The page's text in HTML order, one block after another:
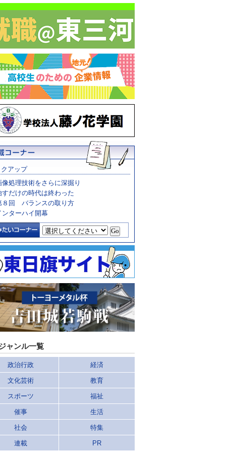
アップ
像処理技術をさらに深掘り
すだけの時代は終わった
８回 バランスの取り方
ンターハイ開幕
ャンル一覧
政治行政 経済
文化芸術 教育
スポーツ 福祉
催事 生活
社会 特集
連載 PR